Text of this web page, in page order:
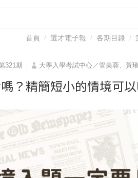
首頁 選才電子報 各期目錄
321期 大學入學考試中心／管美蓉、黃
？精簡短小的情境可以